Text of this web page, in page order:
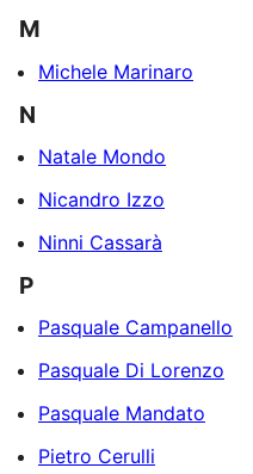
M
Michele Marinaro
N
Natale Mondo
Nicandro Izzo
Ninni Cassarà
P
Pasquale Campanello
Pasquale Di Lorenzo
Pasquale Mandato
Pietro Cerulli